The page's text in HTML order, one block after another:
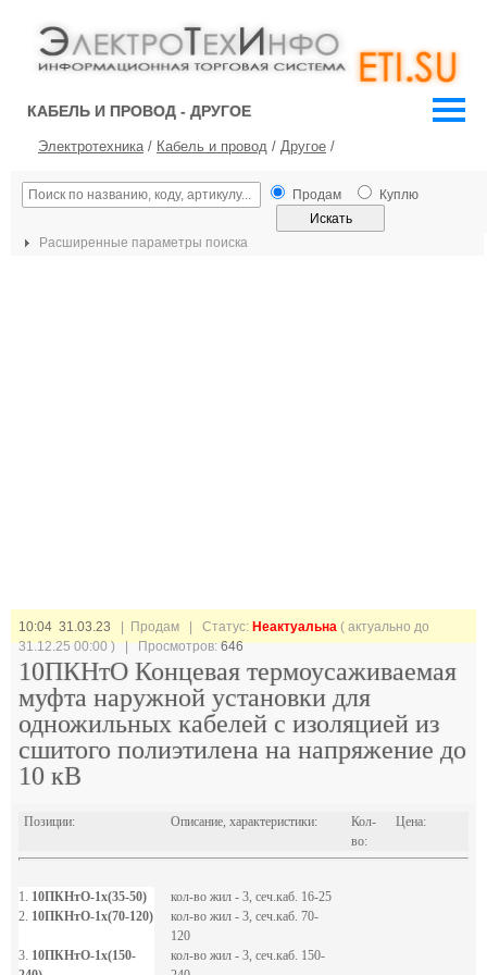
КАБЕЛЬ И ПРОВОД - ДРУГОЕ
Электротехника/ Кабель и провод / Другое /
Продам Куплю
Расширенные параметры поиска
10:04 31.03.23 | Продам | Статус: Неактуальна ( актуально до
31.12.25 00:00 ) | Просмотров:646
10ПКНтО Концевая термоусаживаемая
муфта наружной установки для
одножильных кабелей с изоляцией из
сшитого полиэтилена на напряжение до
10 кВ
Позиции: Описание, характеристики:
Кол-
во:
Цена:
1. 10ПКНтО-1х(35-50)
кол-во жил - 3, сеч.каб. 16-25
2. 10ПКНтО-1х(70-120)
кол-во жил - 3, сеч.каб. 70-
120
3. 10ПКНтО-1х(150-
кол-во жил - 3, сеч.каб. 150-